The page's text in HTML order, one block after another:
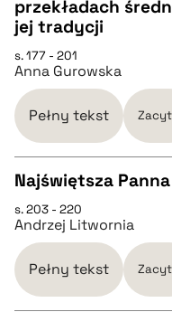
pobierz cytat
CZYSTY TEKST
pobierz cytat
BIBTEX
pobierz cytat
przekładach
jej tradycji
s. 177 - 201
Anna Gurowska
Pełny tekst
CZYSTY TEKST
pobierz cytat
Najświętsza
s. 203 - 220
Andrzej Litwornia
Pełny tekst